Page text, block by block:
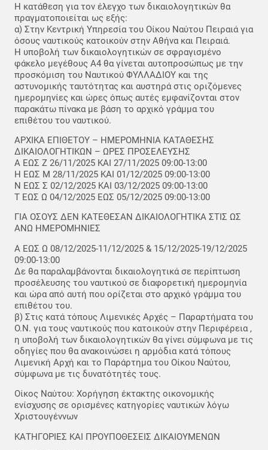
Η κατάθεση για τον έλεγχο των δικαιολογητικών θα
πραγματοποιείται ως εξής:
α) Στην Κεντρική Υπηρεσία του Οίκου Ναύτου Πειραιά για
όσους ναυτικούς κατοικούν στην Αθήνα και Πειραιά.
Η υποβολή των δικαιολογητικών σε σφραγισμένο
φάκελο μεγέθους Α4 θα γίνεται αυτοπροσώπως με την
προσκόμιση του Ναυτικού ΦΥΛΛΑΔΙΟΥ και της
αστυνομικής ταυτότητας και αυστηρά στις οριζόμενες
ημερομηνίες και ώρες όπως αυτές εμφανίζονται στον
παρακάτω πίνακα με βάση το αρχικό γράμμα του
επιθέτου του ναυτικού.
ΑΡΧΙΚΑ ΕΠΙΘΕΤΟΥ – ΗΜΕΡΟΜΗΝΙΑ ΚΑΤΑΘΕΣΗΣ
ΔΙΚΑΙΟΛΟΓΗΤΙΚΩΝ – ΩΡΕΣ ΠΡΟΣΕΛΕΥΣΗΣ
Α ΕΩΣ Ζ 26/11/2025 ΚΑΙ 27/11/2025 09:00-13:00
Η ΕΩΣ Μ 28/11/2025 ΚΑΙ 01/12/2025 09:00-13:00
Ν ΕΩΣ Σ 02/12/2025 ΚΑΙ 03/12/2025 09:00-13:00
Τ ΕΩΣ Ω 04/12/2025 ΕΩΣ 05/12/2025 09:00-13:00
ΓΙΑ ΟΣΟΥΣ ΔΕΝ ΚΑΤΕΘΕΣΑΝ ΔΙΚΑΙΟΛΟΓΗΤΙΚΑ ΣΤΙΣ ΩΣ
ΑΝΩ ΗΜΕΡΟΜΗΝΙΕΣ
Α ΕΩΣ Ω 08/12/2025-11/12/2025 & 15/12/2025-19/12/2025
09:00-13:00
Δε θα παραλαμβάνονται δικαιολογητικά σε περίπτωση
προσέλευσης του ναυτικού σε διαφορετική ημερομηνία
και ώρα από αυτή που ορίζεται στο αρχικό γράμμα του
επιθέτου του.
β) Στις κατά τόπους Λιμενικές Αρχές – Παραρτήματα του
Ο.Ν. για τους ναυτικούς που κατοικούν στην Περιφέρεια ,
η υποβολή των δικαιολογητικών θα γίνει σύμφωνα με τις
οδηγίες που θα ανακοινώσει η αρμόδια κατά τόπους
Λιμενική Αρχή και το Παράρτημα του Οίκου Ναύτου,
σύμφωνα με τις δυνατότητές τους.
Οίκος Ναύτου: Χορήγηση έκτακτης οικονομικής
ενίσχυσης σε ορισμένες κατηγορίες ναυτικών λόγω
Χριστουγέννων
ΚΑΤΗΓΟΡΙΕΣ ΚΑΙ ΠΡΟΥΠΟΘΕΣΕΙΣ ΔΙΚΑΙΟΥΜΕΝΩΝ